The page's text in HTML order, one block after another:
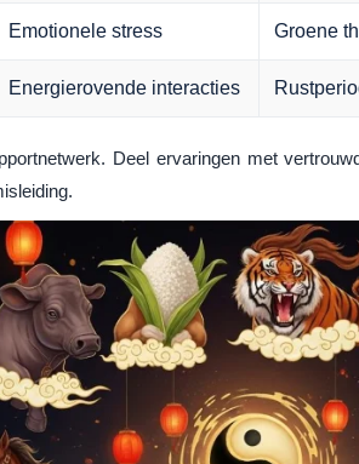
Emotionele stress Groene
Energierovende interacties
Deel ervaringen met